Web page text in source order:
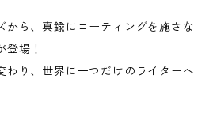
から、真鍮にコーティングを施さな
登場！
わり、世界に一つだけのライターへ